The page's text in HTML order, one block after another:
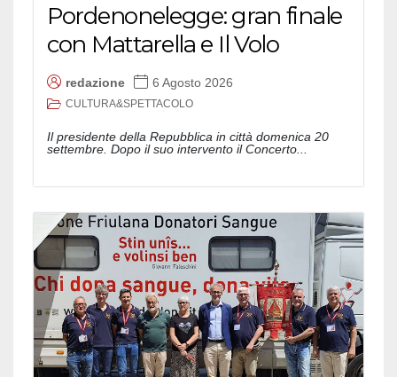
Pordenonelegge: gran finale
con Mattarella e Il Volo
redazione 6 Agosto 2026
CULTURA&SPETTACOLO
Il presidente della Repubblica in città domenica 20
settembre. Dopo il suo intervento il Concerto...